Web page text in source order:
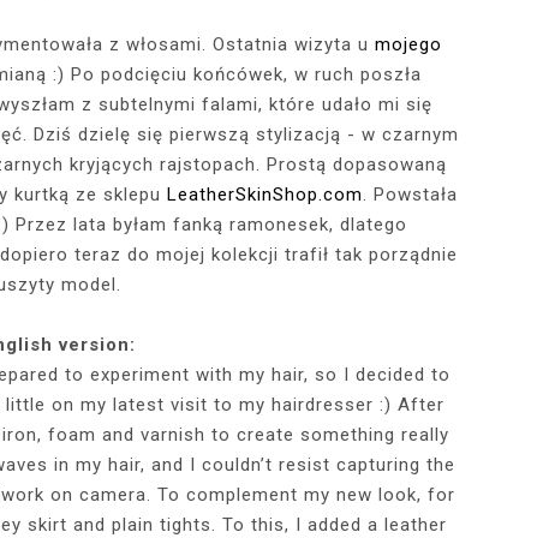
- MY NEW
MY 34TH BIRTHDAY! FEELING
MORE ME THAN EVER :)
2025 - THE
PHOTOS ON
SKÓRZANA
CZARNE
SIĘ Z WAMI
RÓŻOWY SWETER Z DEKOLTEM,
SZARA SPÓDNICZKA I CZARNE
PRAGNĘ SIĘ Z WAMI PODZIELIĆ
FALBANAMI,
I SZPILKI +
PRAGNĘ SIĘ Z
MOJE
+ 100 ZŁ DO
NIEZNANE OBLICZE LUWRU:
DLACZEGO MONA LISA STAŁA
WENUS Z MILO?
WIZYTA W
STANIK,
I
WIZYTA W POZNAŃSKIEJ
PRACOWNI FRYZJERSKIEJ CUT
JAKIEGO
CZYM
WŁOSY?
z włosami. Ostatnia wizyta u mojego
:) Po podcięciu końcówek, w ruch poszła
z subtelnymi falami, które udało mi się
Dziś dzielę się pierwszą stylizacją - w czarnym
kryjących rajstopach. Prostą dopasowaną
kurtką ze sklepu LeatherSkinShop.com. Powstała
Przez lata byłam fanką ramonesek, dlatego
teraz do mojej kolekcji trafił tak porządnie
model.
version:
to experiment with my hair, so I decided to
little on my latest visit to my hairdresser :) After
foam and varnish to create something really
in my hair, and I couldn’t resist capturing the
on camera. To complement my new look, for
skirt and plain tights. To this, I added a leather